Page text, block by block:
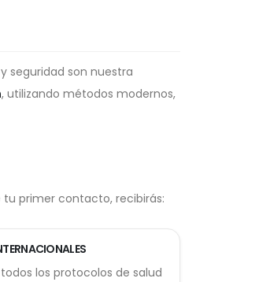
seguridad son nuestra
, utilizando métodos modernos,
tu primer contacto, recibirás:
los protocolos de salud